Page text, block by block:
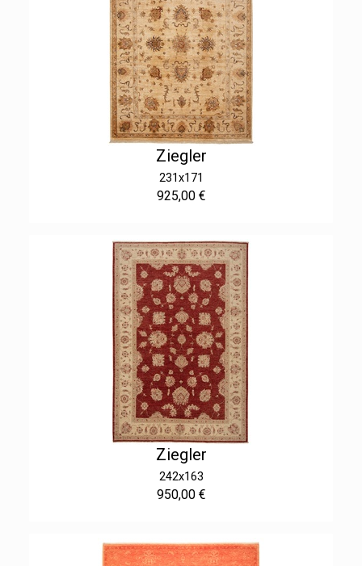
Ziegler
231x171
925,00 €
Ziegler
242x163
950,00 €